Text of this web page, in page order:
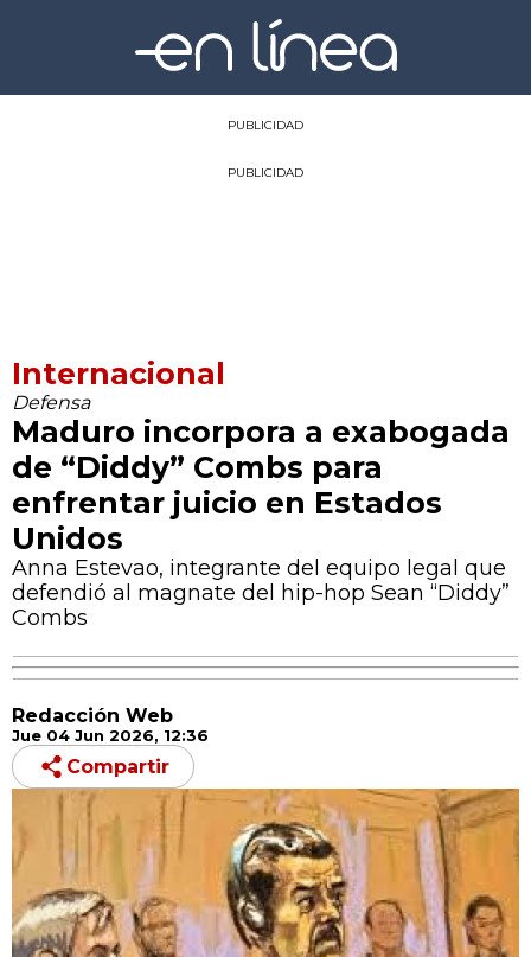
PUBLICIDAD
PUBLICIDAD
Internacional
Defensa
Maduro incorpora a exabogada
de “Diddy” Combs para
enfrentar juicio en Estados
Unidos
Anna Estevao, integrante del equipo legal que
defendió al magnate del hip-hop Sean “Diddy”
Combs
Redacción Web
Jue 04 Jun 2026, 12:36
Compartir